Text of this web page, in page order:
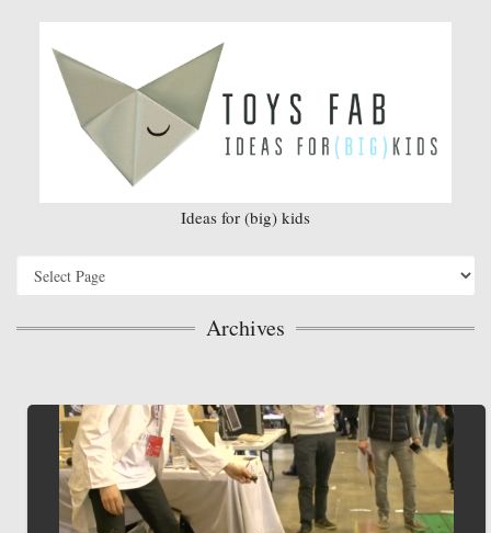
Ideas for (big) kids
Archives